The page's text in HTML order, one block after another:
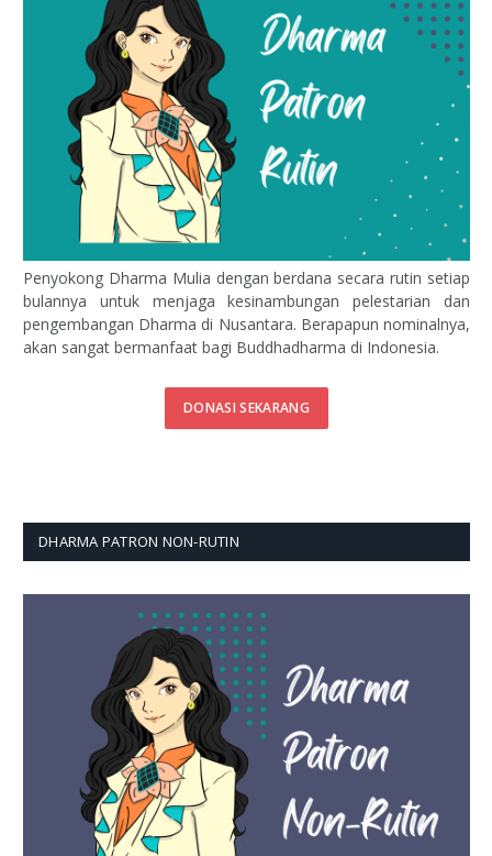
Penyokong Dharma Mulia dengan berdana secara rutin setiap
bulannya untuk menjaga kesinambungan pelestarian dan
pengembangan Dharma di Nusantara. Berapapun nominalnya,
akan sangat bermanfaat bagi Buddhadharma di Indonesia.
DONASI SEKARANG
DHARMA PATRON NON-RUTIN